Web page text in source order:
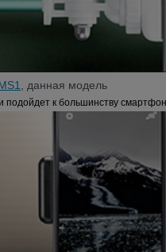
, данная модель
подойдет к большинству